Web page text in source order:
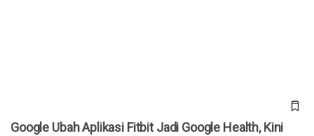
Google Ubah Aplikasi Fitbit Jadi Google Health, Kini